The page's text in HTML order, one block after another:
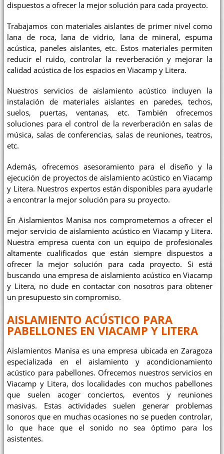
dispuestos a ofrecer la mejor solución para cada proyecto.
Trabajamos con materiales aislantes de primer nivel como
lana de roca, lana de vidrio, lana de mineral, espuma
acústica, paneles aislantes, etc. Estos materiales permiten
reducir el ruido, controlar la reverberación y mejorar la
calidad acústica de los espacios en Viacamp y Litera.
Nuestros servicios de aislamiento acústico incluyen la
instalación de materiales aislantes en paredes, techos,
suelos, puertas, ventanas, etc. También ofrecemos
soluciones para el control de la reverberación en salas de
música, salas de conferencias, salas de reuniones, teatros,
etc.
Además, ofrecemos asesoramiento para el diseño y la
ejecución de proyectos de aislamiento acústico en Viacamp
y Litera. Nuestros expertos están disponibles para ayudarle
a encontrar la mejor solución para su proyecto.
En Aislamientos Manisa nos comprometemos a ofrecer el
mejor servicio de aislamiento acústico en Viacamp y Litera.
Nuestra empresa cuenta con un equipo de profesionales
altamente cualificados que están siempre dispuestos a
ofrecer la mejor solución para cada proyecto. Si está
buscando una empresa de aislamiento acústico en Viacamp
y Litera, no dude en contactar con nosotros para obtener
un presupuesto sin compromiso.
AISLAMIENTO ACÚSTICO PARA
PABELLONES EN VIACAMP Y LITERA
Aislamientos Manisa es una empresa ubicada en Zaragoza
especializada en el aislamiento y acondicionamiento
acústico para pabellones. Ofrecemos nuestros servicios en
Viacamp y Litera, dos localidades con muchos pabellones
que suelen acoger conciertos, eventos y reuniones
masivas. Estas actividades suelen generar problemas
sonoros que en muchas ocasiones no se pueden controlar,
lo que hace que el sonido no sea óptimo para los
asistentes.